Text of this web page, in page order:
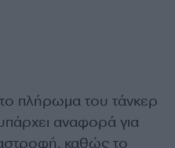
πλήρωμα του τάνκερ
αναφορά για
καθώς το